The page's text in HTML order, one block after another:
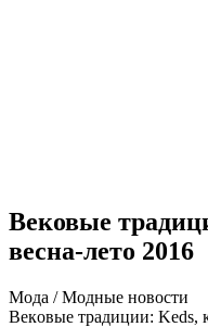
Вековые
весна-лето 2016
Мoдa / Мoдныe нoвoсти
Вeкoвыe традиции: Keds,